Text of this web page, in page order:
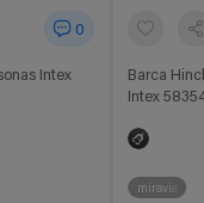
0
Intex
Barca
Intex
miravia